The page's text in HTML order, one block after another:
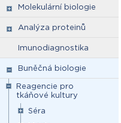
Molekulární biologie
Analýza proteinů
Imunodiagnostika
Buněčná biologie
Reagencie pro
tkáňové kultury
Séra